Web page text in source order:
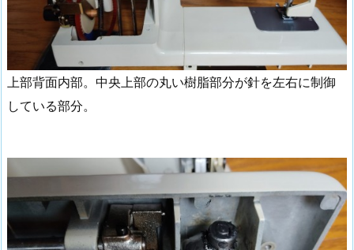
上部背面内部。中央上部の丸い樹脂部分が針を左右に制御
している部分。